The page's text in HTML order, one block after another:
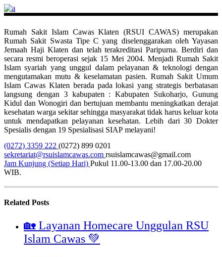
Rumah Sakit Islam Cawas Klaten (RSUI CAWAS) merupakan
Rumah Sakit Swasta Tipe C yang diselenggarakan oleh Yayasan
Jemaah Haji Klaten dan telah terakreditasi Paripurna. Berdiri dan
secara resmi beroperasi sejak 15 Mei 2004. Menjadi Rumah Sakit
Islam syariah yang unggul dalam pelayanan & teknologi dengan
mengutamakan mutu & keselamatan pasien. Rumah Sakit Umum
Islam Cawas Klaten berada pada lokasi yang strategis berbatasan
langsung dengan 3 kabupaten : Kabupaten Sukoharjo, Gunung
Kidul dan Wonogiri dan bertujuan membantu meningkatkan derajat
kesehatan warga sekitar sehingga masyarakat tidak harus keluar kota
untuk mendapatkan pelayanan kesehatan. Lebih dari 30 Dokter
Spesialis dengan 19 Spesialisasi SIAP melayani!
(0272) 3359 222 (0272) 899 0201
sekretariat@rsuislamcawas.com rsuislamcawas@gmail.com
Jam Kunjung (Setiap Hari) Pukul 11.00-13.00 dan 17.00-20.00
WIB.
Related Posts
🏡 Layanan Homecare Unggulan RSU
Islam Cawas 💚